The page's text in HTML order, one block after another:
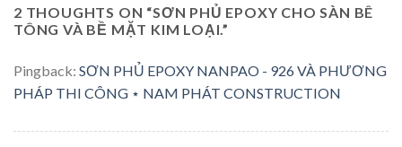
2 THOUGHTS ON “SƠN PHỦ EPOXY CHO SÀN BÊ
TÔNG VÀ BỀ MẶT KIM LOẠI.”
Pingback: SƠN PHỦ EPOXY NANPAO - 926 VÀ PHƯƠNG
PHÁP THI CÔNG ⋆ NAM PHÁT CONSTRUCTION